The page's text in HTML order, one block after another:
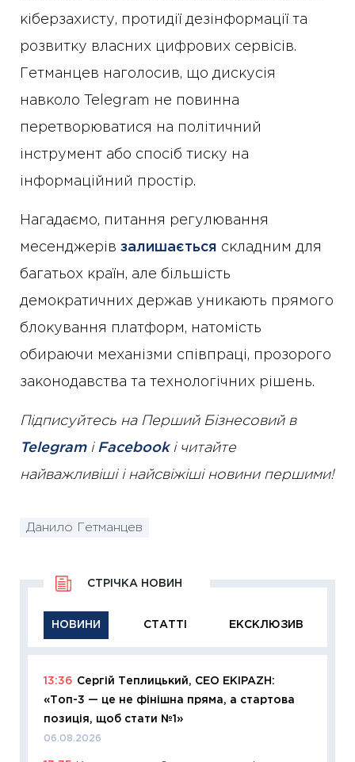
кіберзахисту, протидії дезінформації та
розвитку власних цифрових сервісів.
Гетманцев наголосив, що дискусія
навколо Telegram не повинна
перетворюватися на політичний
інструмент або спосіб тиску на
інформаційний простір.
Нагадаємо, питання регулювання
месенджерів залишається складним для
багатьох країн, але більшість
демократичних держав уникають прямого
блокування платформ, натомість
обираючи механізми співпраці, прозорого
законодавства та технологічних рішень.
Підписуйтесь на Перший Бізнесовий в
Telegramі Facebookі читайте
найважливіші і найсвіжіші новини першими!
Данило Гетманцев
НОВИНИ СТАТТІ ЕКСКЛЮЗИВ
СТРІЧКА НОВИН
13:36 Сергій Теплицький, СЕО EKIPAZH:
«Топ-3 — це не фінішна пряма, а стартова
позиція, щоб стати №1»
06.08.2026